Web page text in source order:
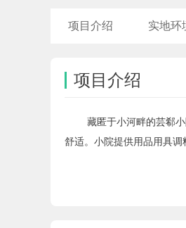
项目介绍 实地环
项目介绍
藏匿于小河畔的芸郗
舒适。 小院提供用品用具调